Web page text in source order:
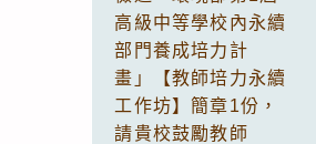
高級中等學校內永續
部門養成培力計
畫」【教師培力永續
工作坊】簡章1份，
請貴校鼓勵教師